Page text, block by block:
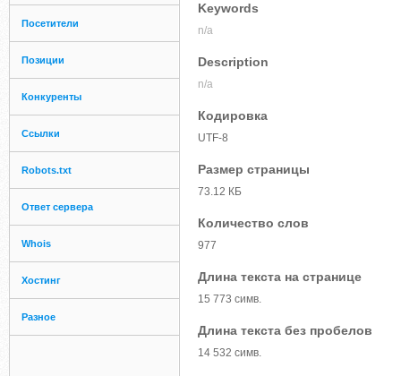
Посетители
Позиции
Конкуренты
Ссылки
Robots.txt
Ответ сервера
Whois
Хостинг
Разное
Keywords
n/a
Description
n/a
Кодировка
UTF-8
Размер страницы
73.12 КБ
Количество слов
977
Длина текста на странице
15 773 симв.
Длина текста без пробелов
14 532 симв.